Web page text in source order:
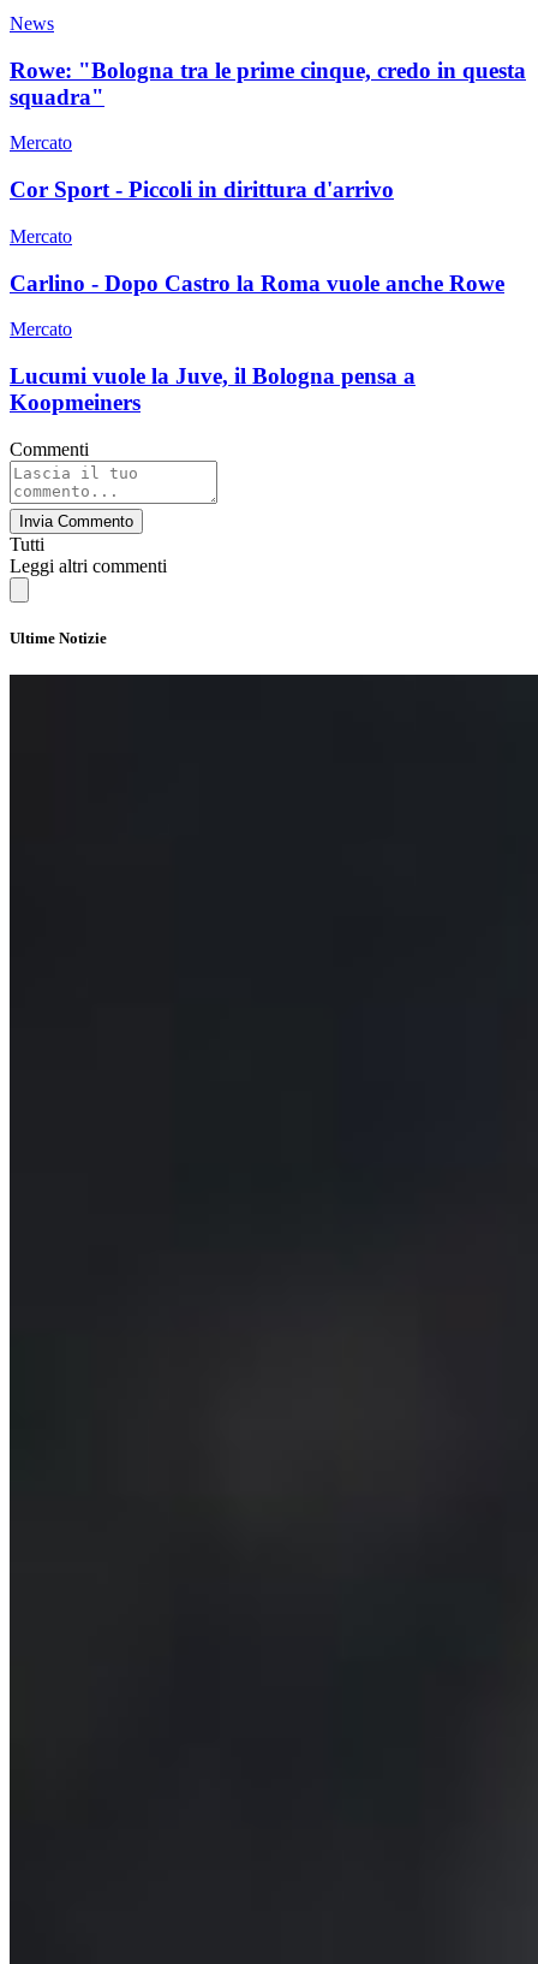
News
Rowe: "Bologna tra le prime cinque, credo in questa
squadra"
Mercato
Cor Sport - Piccoli in dirittura d'arrivo
Mercato
Carlino - Dopo Castro la Roma vuole anche Rowe
Mercato
Lucumi vuole la Juve, il Bologna pensa a
Koopmeiners
Commenti
Invia Commento
Tutti
Leggi altri commenti
Ultime Notizie